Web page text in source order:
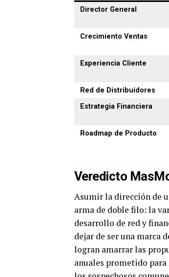
Director General
Crecimiento Ventas
Experiencia Cliente
Red de Distribuidores
Estrategia Financiera
Roadmap de Producto
Veredicto
Asumir la dirección de
arma de doble filo: la
desarrollo de red y
dejar de ser una marca
logran amarrar las
anuales prometido